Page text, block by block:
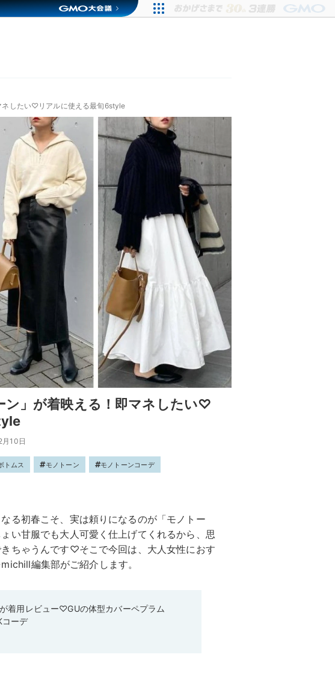
ネしたい♡リアルに使える最旬6style
ン」が着映える！即マネしたい♡
10日
トムス モノトーン モノトーンコーデ
る初春こそ、実は頼りになるのが「モノトー
い甘服でも大人可愛く仕上げてくれるから、思
ちゃうんです♡そこで今回は、大人女性におす
編集部がご紹介します。
着用レビュー♡GUの体型カバーペプラム
コーデ